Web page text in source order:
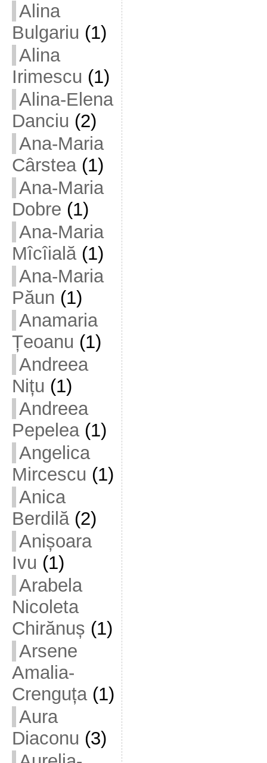
Alina
Bulgariu (1)
Alina
Irimescu (1)
Alina-Elena
Danciu (2)
Ana-Maria
Cârstea(1)
Ana-Maria
Dobre (1)
Ana-Maria
Mîcîială(1)
Ana-Maria
Păun (1)
Anamaria
Țeoanu (1)
Andreea
Nițu (1)
Andreea
Pepelea(1)
Angelica
Mircescu (1)
Anica
Berdilă(2)
Anișoara
Ivu (1)
Arabela
Nicoleta
Chirănuș (1)
Arsene
Amalia-
Crenguța(1)
Aura
Diaconu (3)